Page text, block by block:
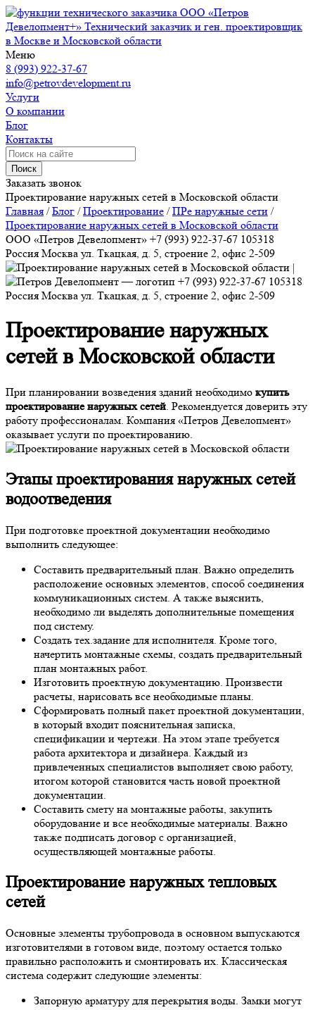
ООО «Петров
Девелопмент+» Технический заказчик и ген. проектировщик
в Москве и Московской области
Меню
8 (993) 922-37-67
info@petrovdevelopment.ru
Услуги
О компании
Блог
Контакты
Поиск
Заказать звонок
Проектирование наружных сетей в Московской области
Главная /Блог /Проектирование /ПРе наружные сети /
Проектирование наружных сетей в Московской области
ООО «Петров Девелопмент» +7 (993) 922-37-67 105318
Россия Москва ул. Ткацкая, д. 5, строение 2, офис 2-509
+7 (993) 922-37-67 105318
Россия Москва ул. Ткацкая, д. 5, строение 2, офис 2-509
Проектирование наружных
сетей в Московской области
При планировании возведения зданий необходимо купить
проектирование наружных сетей. Рекомендуется доверить эту
работу профессионалам. Компания «Петров Девелопмент»
оказывает услуги по проектированию.
Этапыпроектирования наружных сетей
водоотведения
При подготовке проектной документации необходимо
выполнить следующее:
Составить предварительный план. Важно определить
расположение основных элементов, способ соединения
коммуникационных систем. А также выяснить,
необходимо ли выделять дополнительные помещения
под систему.
Создать тех.задание для исполнителя. Кроме того,
начертить монтажные схемы, создать предварительный
план монтажных работ.
Изготовить проектную документацию. Произвести
расчеты, нарисовать все необходимые планы.
Сформировать полный пакет проектной документации,
в который входит пояснительная записка,
спецификации и чертежи. На этом этапе требуется
работа архитектора и дизайнера. Каждый из
привлеченных специалистов выполняет свою работу,
итогом которой становится часть новой проектной
документации.
Составить смету на монтажные работы, закупить
оборудование и все необходимые материалы. Важно
также подписать договор с организацией,
осуществляющей монтажные работы.
Проектирование наружных тепловых
сетей
Основные элементы трубопровода в основном выпускаются
изготовителями в готовом виде, поэтому остается только
правильно расположить и смонтировать их. Классическая
система содержит следующие элементы:
Запорную арматуру для перекрытия воды. Замки могут